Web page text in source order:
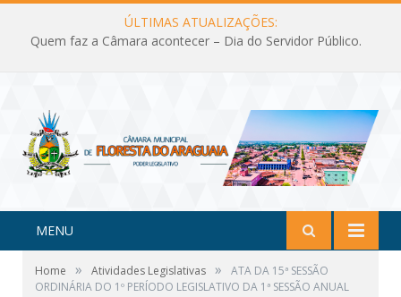
ÚLTIMAS ATUALIZAÇÕES:
Quem faz a Câmara acontecer – Dia do Servidor Público.
MENU
Home » Atividades Legislativas »
ATA DA 15ª SESSÃO
ORDINÁRIA DO 1º PERÍODO LEGISLATIVO DA 1ª SESSÃO ANUAL